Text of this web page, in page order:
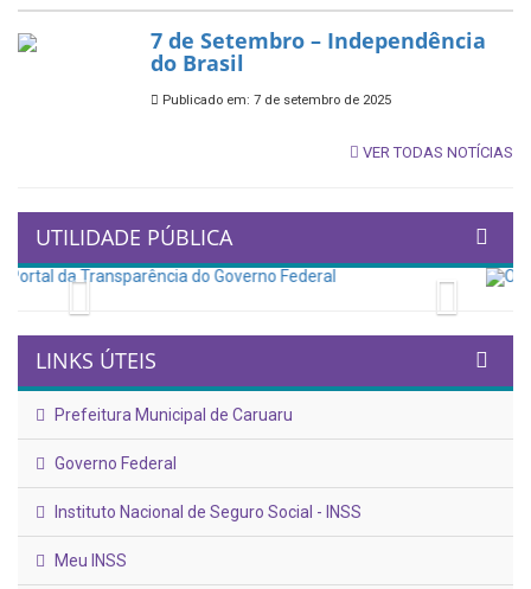
7 de Setembro – Independência
do Brasil
Publicado em: 7 de setembro de 2025
VER TODAS NOTÍCIAS
UTILIDADE PÚBLICA
Previous
Next
LINKS ÚTEIS
Prefeitura Municipal de Caruaru
Governo Federal
Instituto Nacional de Seguro Social - INSS
Meu INSS